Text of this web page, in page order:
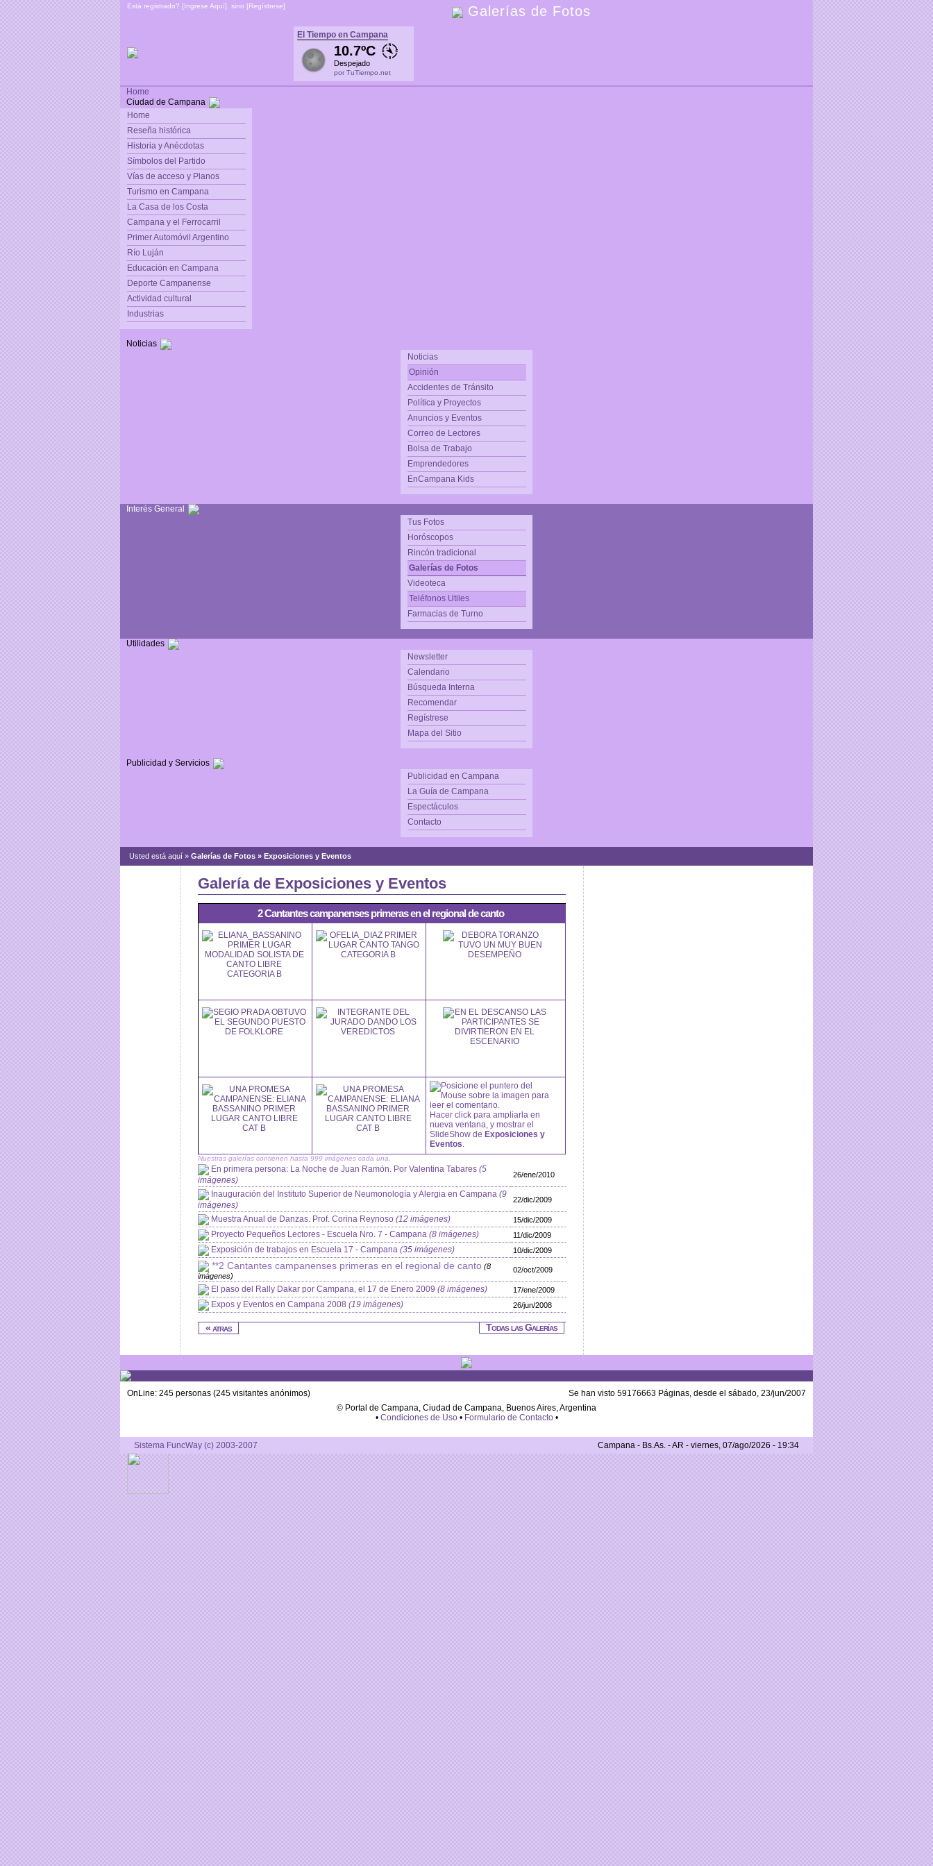
Está registrado? [Ingrese Aquí], sino [Regístrese] Galerías de Fotos
El Tiempo en Campana
10.7ºC
Despejado
por TuTiempo.net
Home
Ciudad de Campana
Home
Reseña histórica
Historia y Anécdotas
Símbolos del Partido
Vías de acceso y Planos
Turismo en Campana
La Casa de los Costa
Campana y el Ferrocarril
Primer Automóvil Argentino
Río Luján
Educación en Campana
Deporte Campanense
Actividad cultural
Industrias
Noticias
Noticias
Opinión
Accidentes de Tránsito
Política y Proyectos
Anuncios y Eventos
Correo de Lectores
Bolsa de Trabajo
Emprendedores
EnCampana Kids
Interés General
Tus Fotos
Horóscopos
Rincón tradicional
Galerías de Fotos
Videoteca
Teléfonos Utiles
Farmacias de Turno
Utilidades
Newsletter
Calendario
Búsqueda Interna
Recomendar
Regístrese
Mapa del Sitio
Publicidad y Servicios
Publicidad en Campana
La Guía de Campana
Espectáculos
Contacto
Usted está aquí » Galerías de Fotos » Exposiciones y Eventos
Galería de Exposiciones y Eventos
2 Cantantes campanenses primeras en el regional de canto
Posicione el puntero del
Mouse sobre la imagen para
leer el comentario.
Hacer click para ampliarla en
nueva ventana, y mostrar el
SlideShow de Exposiciones y
Eventos.
Nuestras galerías contienen hasta 999 imágenes cada una.
En primera persona: La Noche de Juan Ramón. Por Valentina Tabares (5
imágenes)
26/ene/2010
Inauguración del Instituto Superior de Neumonología y Alergia en Campana (9
imágenes)
22/dic/2009
Muestra Anual de Danzas. Prof. Corina Reynoso (12 imágenes) 15/dic/2009
Proyecto Pequeños Lectores - Escuela Nro. 7 - Campana (8 imágenes) 11/dic/2009
Exposición de trabajos en Escuela 17 - Campana (35 imágenes) 10/dic/2009
**2 Cantantes campanenses primeras en el regional de canto (8
imágenes)
02/oct/2009
El paso del Rally Dakar por Campana, el 17 de Enero 2009 (8 imágenes) 17/ene/2009
Expos y Eventos en Campana 2008 (19 imágenes) 26/jun/2008
Todas las Galerías
« atras
Se han visto 59176663 Páginas, desde el sábado, 23/jun/2007
OnLine: 245 personas (245 visitantes anónimos)
© Portal de Campana, Ciudad de Campana, Buenos Aires, Argentina
• Condiciones de Uso• Formulario de Contacto•
Campana - Bs.As. - AR - viernes, 07/ago/2026 - 19:34
Sistema FuncWay (c) 2003-2007